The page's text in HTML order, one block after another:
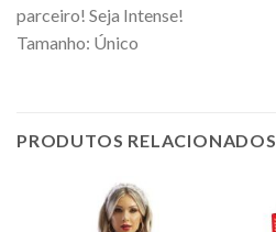
parceiro! Seja Intense!
Tamanho: Único
PRODUTOS RELACIONADOS